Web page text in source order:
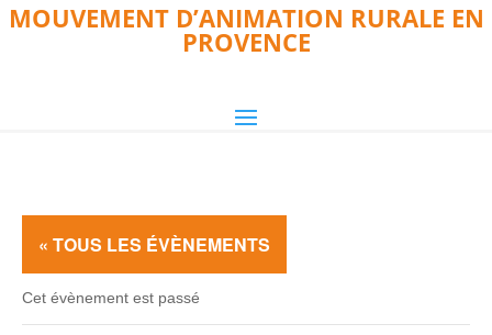
MOUVEMENT D’ANIMATION RURALE EN
PROVENCE
« TOUS LES ÉVÈNEMENTS
Cet évènement est passé